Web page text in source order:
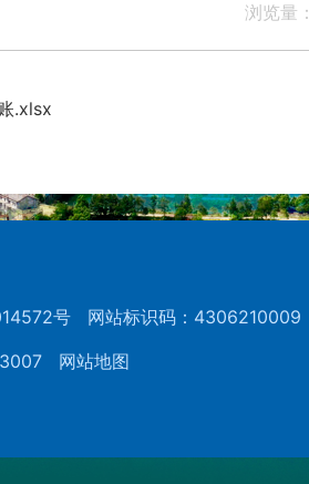
浏览量：
.xlsx
号
网站标识码：4306210009
网站地图